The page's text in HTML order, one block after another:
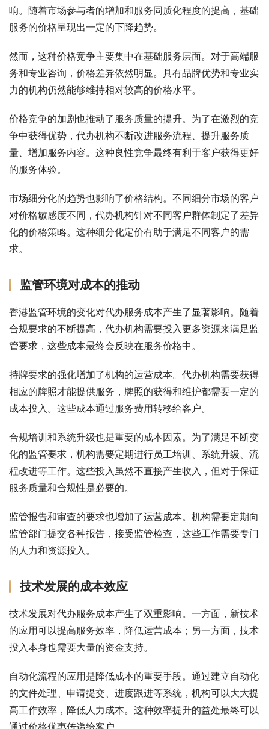
响。随着市场参与者的增加和服务同质化程度的提高，基础
服务的价格呈现出一定的下降趋势。
然而，这种价格竞争主要集中在基础服务层面。对于高端服
务和专业咨询，价格差异依然明显。具有品牌优势和专业实
力的机构仍然能够维持相对较高的价格水平。
价格竞争的加剧也推动了服务质量的提升。为了在激烈的竞
争中获得优势，代办机构不断改进服务流程、提升服务质
量、增加服务内容。这种良性竞争最终有利于客户获得更好
的服务体验。
市场细分化的趋势也影响了价格结构。不同细分市场的客户
对价格敏感度不同，代办机构针对不同客户群体制定了差异
化的价格策略。这种细分化定价有助于满足不同客户的需
求。
监管环境对成本的推动
香港监管环境的变化对代办服务成本产生了显著影响。随着
合规要求的不断提高，代办机构需要投入更多资源来满足监
管要求，这些成本最终会反映在服务价格中。
持牌要求的强化增加了机构的运营成本。代办机构需要获得
相应的牌照才能提供服务，牌照的获得和维护都需要一定的
成本投入。这些成本通过服务费用转移给客户。
合规培训和系统升级也是重要的成本因素。为了满足不断变
化的监管要求，机构需要定期进行员工培训、系统升级、流
程改进等工作。这些投入虽然不直接产生收入，但对于保证
服务质量和合规性是必要的。
监管报告和审查的要求也增加了运营成本。机构需要定期向
监管部门提交各种报告，接受监管检查，这些工作需要专门
的人力和资源投入。
技术发展的成本效应
技术发展对代办服务成本产生了双重影响。一方面，新技术
的应用可以提高服务效率，降低运营成本；另一方面，技术
投入本身也需要大量的资金支持。
自动化流程的应用是降低成本的重要手段。通过建立自动化
的文件处理、申请提交、进度跟进等系统，机构可以大大提
高工作效率，降低人力成本。这种效率提升的益处最终可以
通过价格优惠传递给客户。